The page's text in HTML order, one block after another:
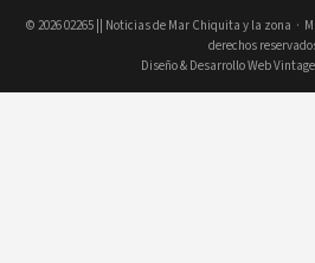
© 202602265 || Noticias de Mar Chiquita y la zona ·
derechos
Diseño & Desarrollo Web